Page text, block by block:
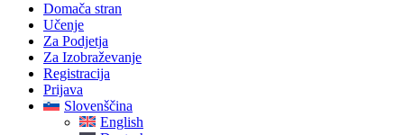
Domača stran
Učenje
Za Podjetja
Za Izobraževanje
Registracija
Prijava
Slovenščina
English